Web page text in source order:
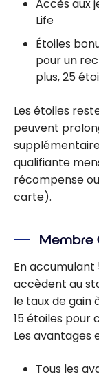
Accès aux
Life
Étoiles
pour un
plus, 25
Les étoiles
peuvent
qualifiante
récompense
carte).
Membre
En accumulant
accèdent au
le taux de gain
15 étoiles pour
Les avantages
Tous les